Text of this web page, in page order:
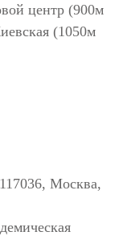
центр (900м
(1050м
Москва,